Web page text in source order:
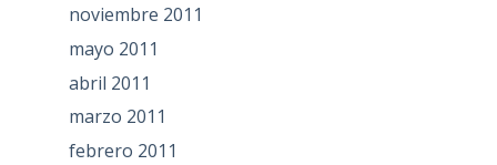
noviembre 2011
mayo 2011
abril 2011
marzo 2011
febrero 2011